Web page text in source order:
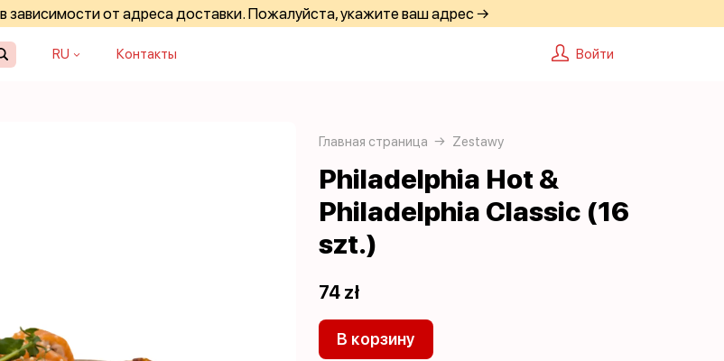
зависимости от адреса доставки. Пожалуйста, укажите ваш адрес →
RU Контакты Войти
Главная страница Zestawy
Philadelphia Hot &
Philadelphia Classic (16
szt.)
74 zł
В корзину